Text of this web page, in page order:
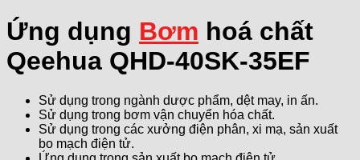
Ứng dụng Bơm hoá chất
Qeehua QHD-40SK-35EF
Sử dụng trong ngành dược phẩm, dệt may, in ấn.
Sử dụng trong bơm vận chuyển hóa chất.
Sử dụng trong các xưởng điện phân, xi mạ, sản xuất
bo mạch điện tử.